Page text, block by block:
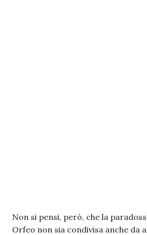
Non si pensi, però, che la
Orfeo non sia condivisa anche da